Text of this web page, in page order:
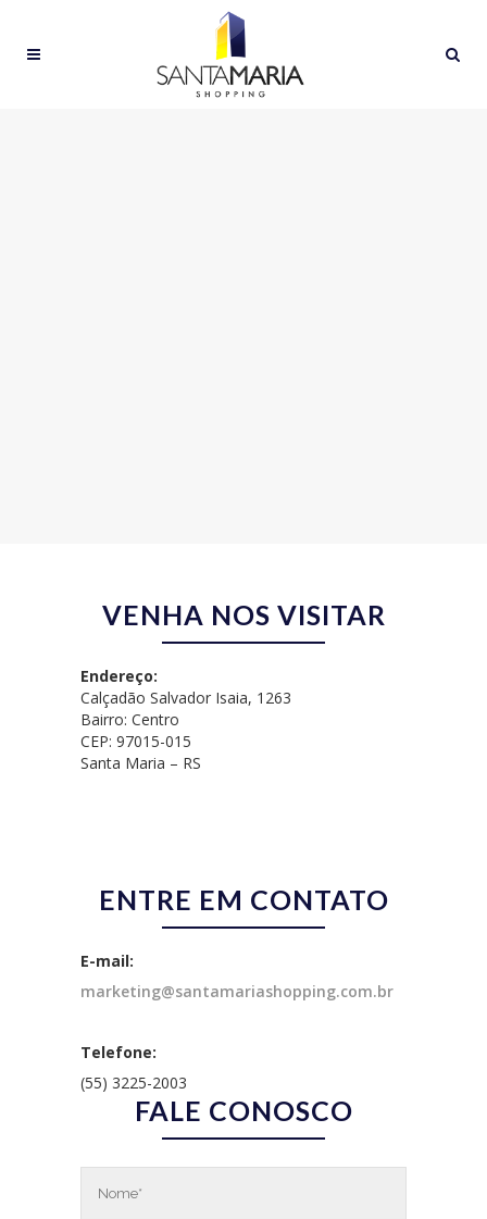
VENHA NOS VISITAR
Endereço:
Calçadão Salvador Isaia, 1263
Bairro: Centro
CEP: 97015-015
Santa Maria – RS
ENTRE EM CONTATO
E-mail:
marketing@santamariashopping.com.br
Telefone:
(55) 3225-2003
FALE CONOSCO